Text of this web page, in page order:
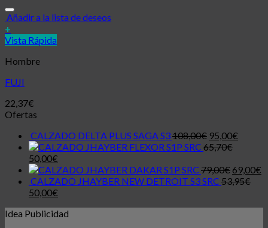
Añadir a la lista de deseos
+
Vista Rápida
Hombre
FUJI
22,37€
Ofertas
CALZADO DELTA PLUS SAGA S3108,00€ 95,00€
JHAYBER FLEXOR S1P SRC 65,70€
50,00€
JHAYBER DAKAR S1P SRC 79,00€ 69,00€
CALZADO JHAYBER NEW DETROIT S3 SRC 53,95€
50,00€
Idea Publicidad